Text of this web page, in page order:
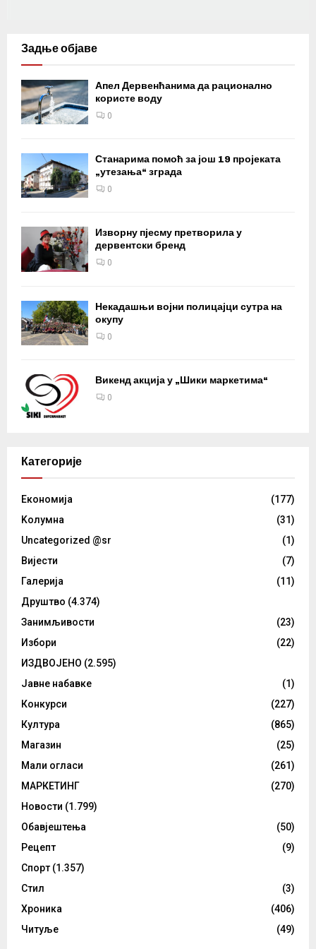
Задње објаве
Апел Дервенћанима да рационално
користе воду
0
Станарима помоћ за још 19 пројеката
„утезања“ зграда
0
Изворну пјесму претворила у
дервентски бренд
0
Некадашњи војни полицајци сутра на
окупу
0
Викенд акција у „Шики маркетима“
0
Категорије
Eкономија
(177)
Kолумнa
(31)
Uncategorized @sr
(1)
Вијести
(7)
Галерија
(11)
Друштво (4.374)
Занимљивости
(23)
Избори
(22)
ИЗДВОЈЕНО (2.595)
Јавне набавке
(1)
Конкурси
(227)
Култура
(865)
Магазин
(25)
Мали огласи
(261)
МАРКЕТИНГ
(270)
Новости (1.799)
Обавјештења
(50)
Рецепт
(9)
Спорт (1.357)
Стил
(3)
Хроника
(406)
Читуље
(49)